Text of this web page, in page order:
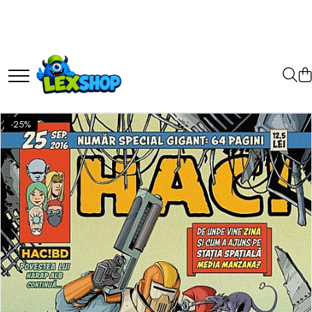
Board Games
Games Workshop
Board Games
Extensii boardgames
Card Games (jocuri cu carti)
Extensii card games
Jocuri pentru toata familia
Party Games (jocuri de petrecere)
Jocuri pentru copii
Smart Games
Puzzle-uri logice
Jocuri cu miniaturi
-25%